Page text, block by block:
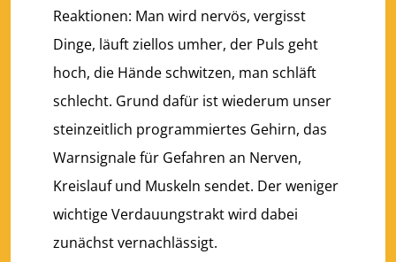
Reaktionen: Man wird nervös, vergisst
Dinge, läuft ziellos umher, der Puls geht
hoch, die Hände schwitzen, man schläft
schlecht. Grund dafür ist wiederum unser
steinzeitlich programmiertes Gehirn, das
Warnsignale für Gefahren an Nerven,
Kreislauf und Muskeln sendet. Der weniger
wichtige Verdauungstrakt wird dabei
zunächst vernachlässigt.